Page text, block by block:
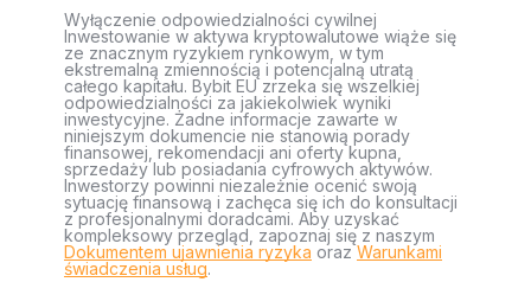
Wyłączenie odpowiedzialności cywilnej
Inwestowanie w aktywa kryptowalutowe wiąże się
ze znacznym ryzykiem rynkowym, w tym
ekstremalną zmiennością i potencjalną utratą
całego kapitału. Bybit EU zrzeka się wszelkiej
odpowiedzialności za jakiekolwiek wyniki
inwestycyjne. Żadne informacje zawarte w
niniejszym dokumencie nie stanowią porady
finansowej, rekomendacji ani oferty kupna,
sprzedaży lub posiadania cyfrowych aktywów.
Inwestorzy powinni niezależnie ocenić swoją
sytuację finansową i zachęca się ich do konsultacji
z profesjonalnymi doradcami. Aby uzyskać
kompleksowy przegląd, zapoznaj się z naszym
Dokumentem ujawnienia ryzyka orazWarunkami
świadczenia usług.